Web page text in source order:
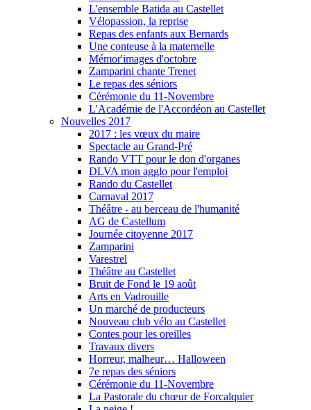
L'ensemble Batida au Castellet
Vélopassion, la reprise
Repas des enfants aux Bernards
Une conteuse à la maternelle
Mémor'images d'octobre
Zamparini chante Trenet
Le repas des séniors
Cérémonie du 11-Novembre
L'Académie de l'Accordéon au Castellet
Nouvelles 2017
2017 : les vœux du maire
Spectacle au Grand-Pré
Rando VTT pour le don d'organes
DLVA mon agglo pour l'emploi
Rando du Castellet
Carnaval 2017
Théâtre - au berceau de l'humanité
AG de Castellum
Journée citoyenne 2017
Zamparini
Varestrel
Théâtre au Castellet
Bruit de Fond le 19 août
Arts en Vadrouille
Un marché de producteurs
Nouveau club vélo au Castellet
Contes pour les oreilles
Travaux divers
Horreur, malheur… Halloween
7e repas des séniors
Cérémonie du 11-Novembre
La Pastorale du chœur de Forcalquier